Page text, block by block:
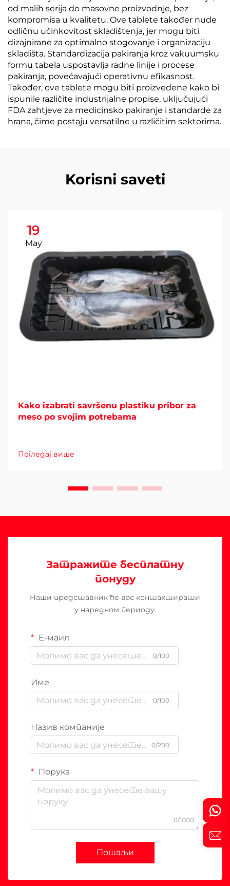
od malih serija do masovne proizvodnje, bez
kompromisa u kvalitetu. Ove tablete također nude
odličnu učinkovitost skladištenja, jer mogu biti
dizajnirane za optimalno stogovanje i organizaciju
skladišta. Standardizacija pakiranja kroz vakuumsku
formu tabela uspostavlja radne linije i procese
pakiranja, povećavajući operativnu efikasnost.
Također, ove tablete mogu biti proizvedene kako bi
ispunile različite industrijalne propise, uključujući
FDA zahtjeve za medicinsko pakiranje i standarde za
hrana, čime postaju versatilne u različitim sektorima.
Korisni saveti
19
May
Kako izabrati savršenu plastiku pribor za
meso po svojim potrebama
Погледај више
Затражите бесплатну
понуду
Наши представник ће вас контактирати
у наредном периоду.
Е-маил
0/100
Име
0/100
Назив компаније
0/200
Порука
0/1000
Пошаљи